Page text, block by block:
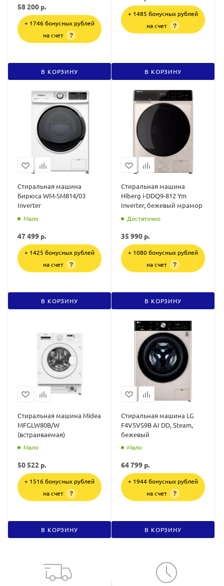
58 200 р.
+ 1746 бонусных рублей
на счет
?
В КОРЗИНУ
+ 1485 бонусных рублей
на счет
?
В КОРЗИНУ
Стиральная машина
Бирюса WM-SM814/03
Inverter
Мало
47 499 р.
+ 1425 бонусных рублей
на счет
?
В КОРЗИНУ
Стиральная машина
Hiberg i-DDQ9-812 Ym
Inverter, бежевый мрамор
Достаточно
35 990 р.
+ 1080 бонусных рублей
на счет
?
В КОРЗИНУ
Стиральная машина Midea
MFGLW80B/W
(встраиваемая)
Мало
50 522 р.
+ 1516 бонусных рублей
на счет
?
В КОРЗИНУ
Стиральная машина LG
F4V5VS9B AI DD, Steam,
бежевый
Мало
64 799 р.
+ 1944 бонусных рублей
на счет
?
В КОРЗИНУ